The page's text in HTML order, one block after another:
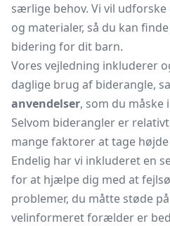
særlige behov. Vi vil
og materialer, så du kan
bidering for dit barn.
Vores vejledning inkluderer
daglige brug af biderangle,
anvendelser, som du måske
Selvom biderangler er
mange faktorer at tage højde
Endelig har vi inkluderet en
for at hjælpe dig med at
problemer, du måtte støde
velinformeret forælder er